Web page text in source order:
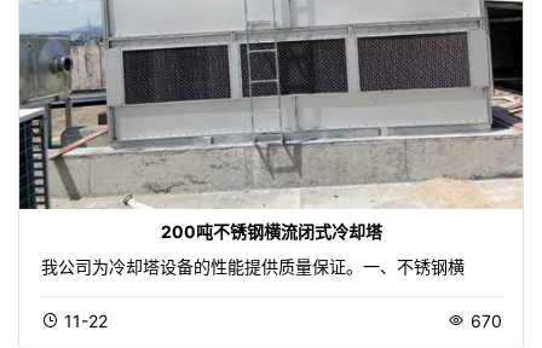
200吨不锈钢横流闭式冷却塔
我公司为冷却塔设备的性能提供质量保证。一、不锈钢横
11-22 670